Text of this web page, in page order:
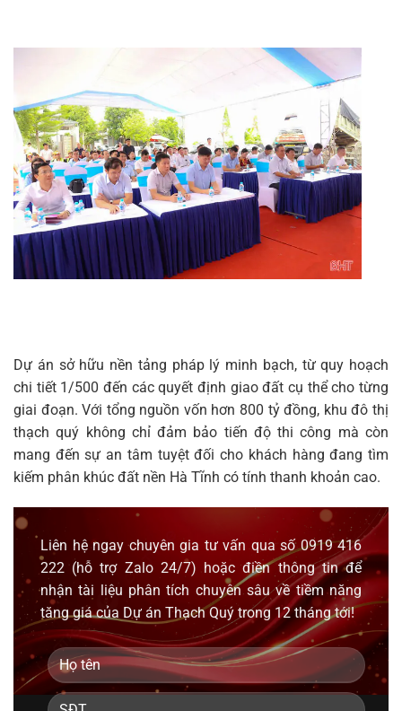
Dự án sở hữu nền tảng pháp lý minh bạch, từ quy hoạch
chi tiết 1/500 đến các quyết định giao đất cụ thể cho từng
giai đoạn. Với tổng nguồn vốn hơn 800 tỷ đồng, khu đô thị
thạch quý không chỉ đảm bảo tiến độ thi công mà còn
mang đến sự an tâm tuyệt đối cho khách hàng đang tìm
kiếm phân khúc đất nền Hà Tĩnh có tính thanh khoản cao.
Liên hệ ngay chuyên gia tư vấn qua số0919 416
222 (hỗ trợ Zalo24/7) hoặc điền thông tin để
nhận tài liệu phân tích chuyên sâu về tiềm năng
tăng giá của Dự án Thạch Quý trong 12 tháng tới!